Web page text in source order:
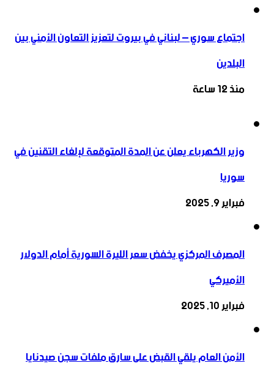
اجتماع سوري – لبناني في بيروت لتعزيز التعاون ‏الأمني ‏بين
البلدين
منذ 12 ساعة
وزير الكهرباء يعلن عن المدة المتوقعة لإلغاء التقنين في
سوريا
فبراير 9, 2025
المصرف المركزي يخفض سعر الليرة السورية أمام الدولار
الأميركي
فبراير 10, 2025
الأمن العام يلقي القبض على سارق ملفات سجن صيدنايا